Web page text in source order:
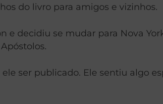
do livro para amigos e vizinhos.
decidiu se mudar para Nova
ser publicado. Ele sentiu algo